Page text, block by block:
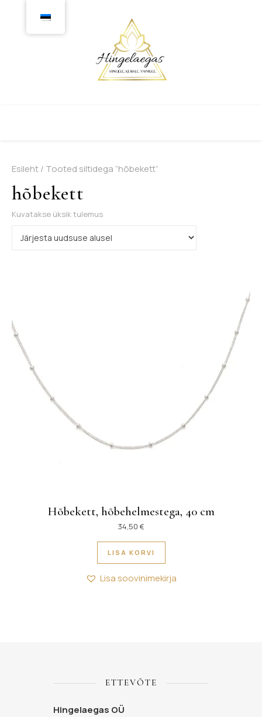
Esileht/ Tooted siltidega “hõbekett”
hõbekett
Kuvatakse üksik tulemus
Hõbekett, hõbehelmestega, 40 cm
34,50 €
LISA KORVI
Lisa soovinimekirja
ETTEVÕTE
Hingelaegas OÜ